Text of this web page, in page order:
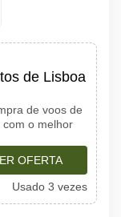
de Lisboa
de voos de
com o melhor
OFERTA
Usado 3 vezes